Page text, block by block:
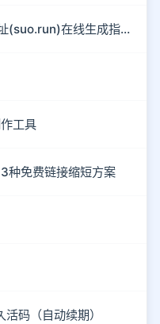
3分钟搞定防红链接！快缩短网址(suo.run)在线生成指南
工具
种免费链接缩短方案
码（自动续期）